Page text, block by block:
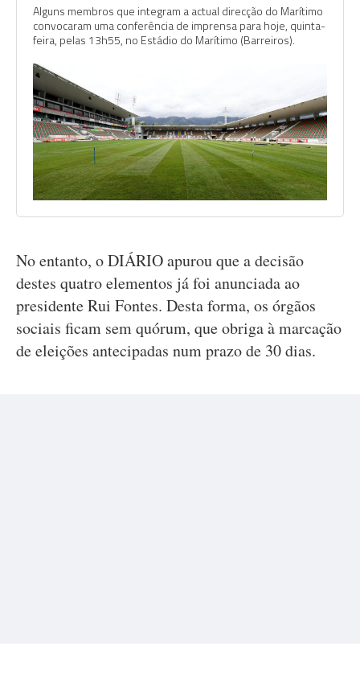
Alguns membros que integram a actual direcção do Marítimo
convocaram uma conferência de imprensa para hoje, quinta-
feira, pelas 13h55, no Estádio do Marítimo (Barreiros).
No entanto, o DIÁRIO apurou que a decisão
destes quatro elementos já foi anunciada ao
presidente Rui Fontes. Desta forma, os órgãos
sociais ficam sem quórum, que obriga à marcação
de eleições antecipadas num prazo de 30 dias.